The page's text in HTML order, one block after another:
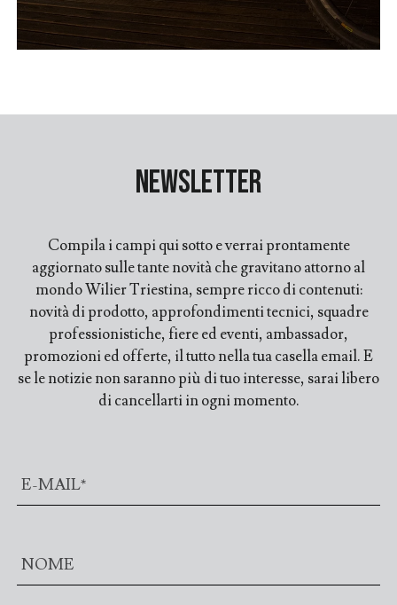
Newsletter
Compila i campi qui sotto e verrai prontamente
aggiornato sulle tante novità che gravitano attorno al
mondo Wilier Triestina, sempre ricco di contenuti:
novità di prodotto, approfondimenti tecnici, squadre
professionistiche, fiere ed eventi, ambassador,
promozioni ed offerte, il tutto nella tua casella email. E
se le notizie non saranno più di tuo interesse, sarai libero
di cancellarti in ogni momento.